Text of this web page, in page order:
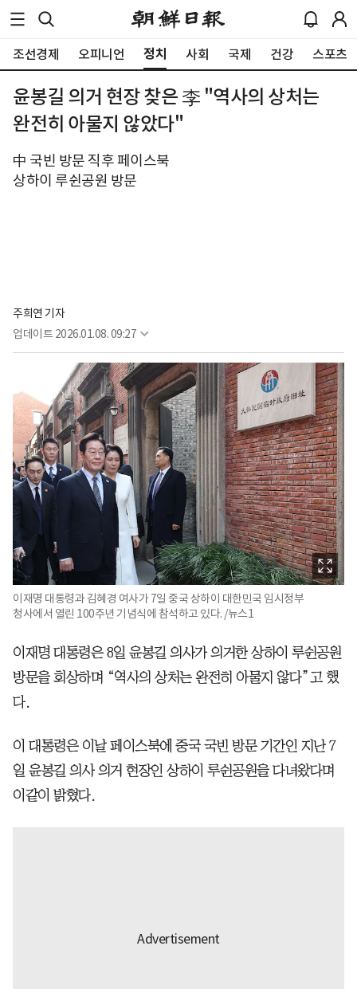
조선경제 오피니언 정치 사회 국제 건강 스포츠
윤봉길 의거 현장 찾은 李 "역사의 상처는
완전히 아물지 않았다"
中 국빈 방문 직후 페이스북
상하이 루쉰공원 방문
주희연 기자
업데이트 2026.01.08. 09:27
이재명 대통령과 김혜경 여사가 7일 중국 상하이 대한민국 임시정부
청사에서 열린 100주년 기념식에 참석하고 있다. /뉴스1
이재명 대통령은 8일 윤봉길 의사가 의거한 상하이 루쉰공원
방문을 회상하며 “역사의 상처는 완전히 아물지 않다”고 했
다.
이 대통령은 이날 페이스북에 중국 국빈 방문 기간인 지난 7
일 윤봉길 의사 의거 현장인 상하이 루쉰공원을 다녀왔다며
이같이 밝혔다.